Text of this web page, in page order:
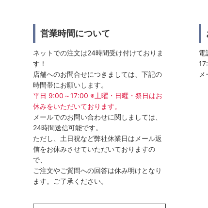
営業時間について
ネットでの注文は24時間受け付けておりま
す！
店舗へのお問合せにつきましては、下記の
時間帯にお願いします。
平日 9:00～17:00 ※土曜・日曜・祭日はお
休みをいただいております。
メールでのお問い合わせに関しましては、
24時間送信可能です。
ただし、土日祝など弊社休業日はメール返
信をお休みさせていただいておりますの
で、
ご注文やご質問への回答は休み明けとなり
ます。ご了承ください。
電